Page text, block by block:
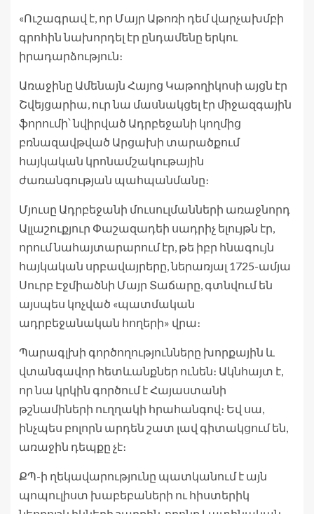
«Ուշագրավ է, որ Մայր Աթոռի դեմ վարչախմբի
գրոհին նախորդել էր ընդամենը երկու
իրադարձություն։
Առաջինը Ամենայն Հայոց Կաթողիկոսի այցն էր
Շվեյցարիա, ուր նա մասնակցել էր միջազգային
ֆորումի՝ նվիրված Ադրբեջանի կողմից
բռնազավթված Արցախի տարածքում
հայկական կրոնամշակութային
ժառանգության պահպանմանը։
Մյուսը Ադրբեջանի մուսուլմանների առաջնորդ
Ալլաշուքյուր Փաշազադեի սադրիչ ելույթն էր,
որում նահայտարարում էր, թե իբր հնագույն
հայկական սրբավայրերը, ներառյալ 1725-ամյա
Սուրբ Էջմիածնի Մայր Տաճարը, գտնվում են
այսպես կոչված «պատմական
ադրբեջանական հողերի» վրա։
Պարագլխի գործողությունները խորքային և
վտանգավոր հետևանքներ ունեն։ Ակնհայտ է,
որ նա կրկին գործում է Հայաստանի
թշնամիների ուղղակի հրահանգով։ Եվ սա,
ինչպես բոլորն արդեն շատ լավ գիտակցում են,
առաջին դեպքը չէ։
ՔՊ-ի ղեկավարությունը պատկանում է այն
պոպուլիստ խաբեբաների ու հիստերիկ